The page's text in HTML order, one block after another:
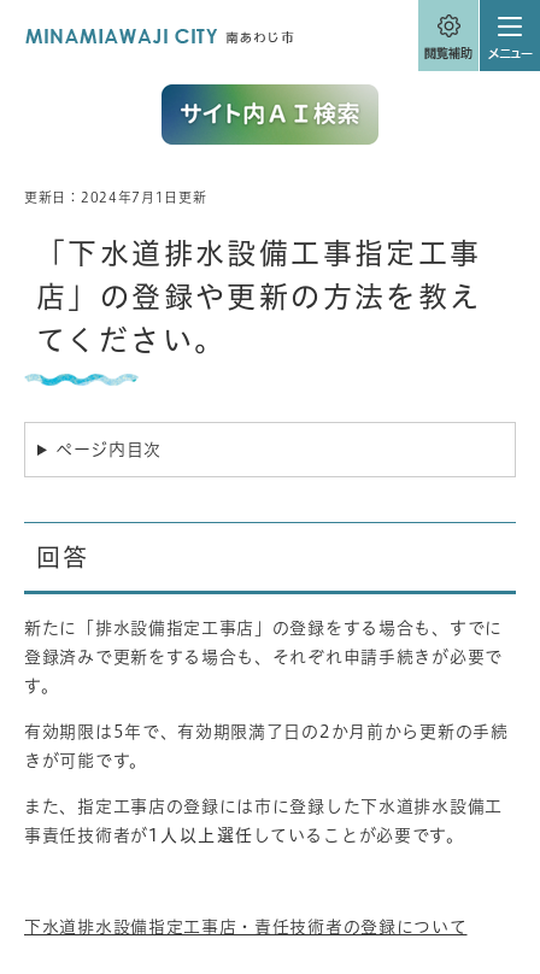
本
更新日：2024年7月1日更新
「下水道排水設備工事指定工事
店」の登録や更新の方法を教え
てください。
ページ内目次
回答
新たに「排水設備指定工事店」の登録をする場合も、すでに
登録済みで更新をする場合も、それぞれ申請手続きが必要で
す。
有効期限は5年で、有効期限満了日の2か月前から更新の手続
きが可能です。
また、指定工事店の登録には市に登録した下水道排水設備工
事責任技術者が1人以上選任 していることが必要です。
下水道排水設備指定工事店・責任技術者の登録について